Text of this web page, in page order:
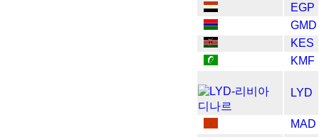
EGP
GMD
KES
KMF
LYD
MAD